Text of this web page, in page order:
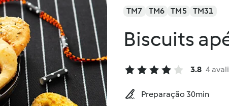
TM7 TM6 TM5 TM31
Biscuits
3.8 4
Preparação 30min